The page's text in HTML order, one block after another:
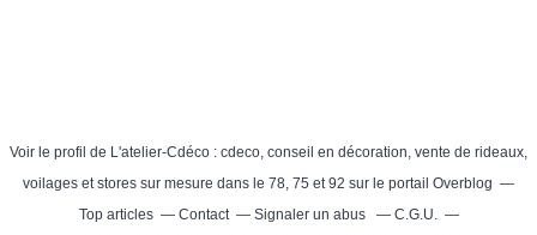
Voir le profil de L'atelier-Cdéco : cdeco, conseil en décoration, vente de rideaux,
voilages et stores sur mesure dans le 78, 75 et 92 sur le portail Overblog
Top articles
Contact Signaler un abus
C.G.U.